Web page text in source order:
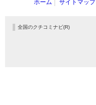
ホーム サイトマップ
全国のクチコミナビ(R)